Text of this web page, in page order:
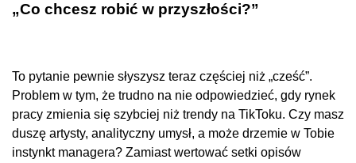
„Co chcesz robić w przyszłości?”
To pytanie pewnie słyszysz teraz częściej niż „cześć”.
Problem w tym, że trudno na nie odpowiedzieć, gdy rynek
pracy zmienia się szybciej niż trendy na TikToku. Czy masz
duszę artysty, analityczny umysł, a może drzemie w Tobie
instynkt managera? Zamiast wertować setki opisów